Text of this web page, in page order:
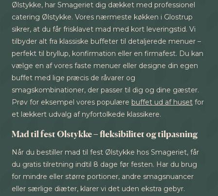
Ølstykke, har Smageriet dig dækket med professionel
catering Ølstykke. Vores nærmeste køkken i Glostrup
sikrer, at du får frisklavet mad med kort leveringstid. Vi
tilbyder alt fra klassiske buffeter til detaljerede menuer –
perfekt til bryllup, konfirmation eller en firmafest. Du kan
vælge en af vores faste menuer eller designe din egen
buffet med lige præcis de råvarer og
smagskombinationer, der passer til dig og dine gæster.
Prøv for eksempel vores populære buffet ud af huset for
et lækkert udvalg af nyfortolkede klassikere.
Mad til fest Ølstykke – fleksibilitet og tilpasning
Når du bestiller mad til fest Ølstykke hos Smageriet, får
du gratis tilretning indtil 8 dage før festen. Har du brug
for mindre eller større portioner, andre smagsnuancer
eller særlige diæter, klarer vi det uden ekstra gebyr.